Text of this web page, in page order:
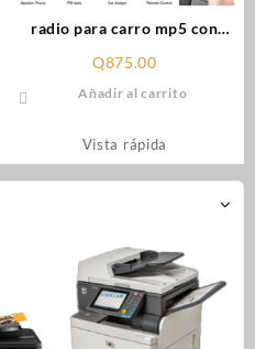
radio para carro mp5 con
Q875.00
Añadir al carrito
Vista rápida